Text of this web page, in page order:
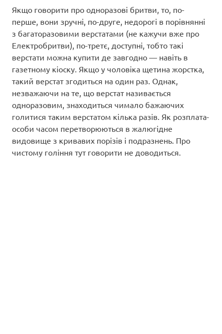
Якщо говорити про одноразові бритви, то, по-
перше, вони зручні, по-друге, недорогі в порівнянні
з багаторазовими верстатами (не кажучи вже про
Електробритви), по-третє, доступні, тобто такі
верстати можна купити де завгодно — навіть в
газетному кіоску. Якщо у чоловіка щетина жорстка,
такий верстат згодиться на один раз. Однак,
незважаючи на те, що верстат називається
одноразовим, знаходиться чимало бажаючих
голитися таким верстатом кілька разів. Як розплата-
особи часом перетворюються в жалюгідне
видовище з кривавих порізів і подразнень. Про
чистому гоління тут говорити не доводиться.